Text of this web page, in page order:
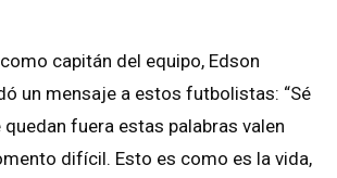
capitán del equipo, Edson
un mensaje a estos futbolistas: “Sé
quedan fuera estas palabras valen
difícil. Esto es como es la vida,